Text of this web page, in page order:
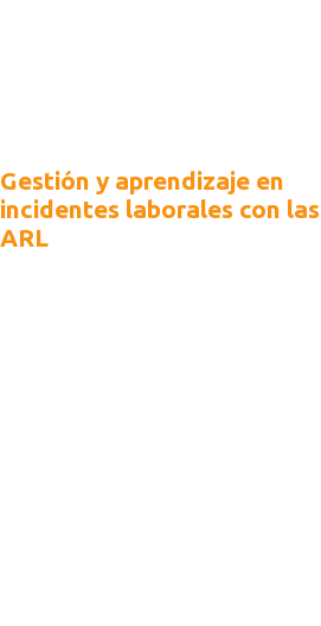
Gestión y aprendizaje en
incidentes laborales con las
ARL